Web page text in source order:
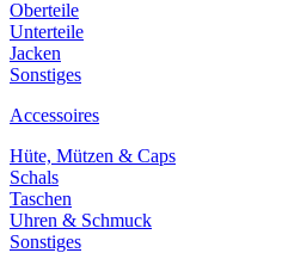
Oberteile
Unterteile
Jacken
Sonstiges
Accessoires
Hüte, Mützen & Caps
Schals
Taschen
Uhren & Schmuck
Sonstiges